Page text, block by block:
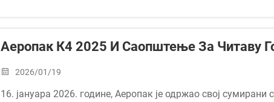
Аеропак К4 2025 И Саопштење За Читаву
2026/01/19
16. јануара 2026. године, Аеропак је одржао свој сумирани